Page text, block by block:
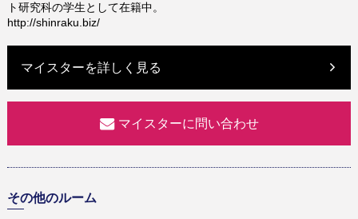
ト研究科の学生として在籍中。
http://shinraku.biz/
マイスターを詳しく見る
マイスターに問い合わせ
その他のルーム